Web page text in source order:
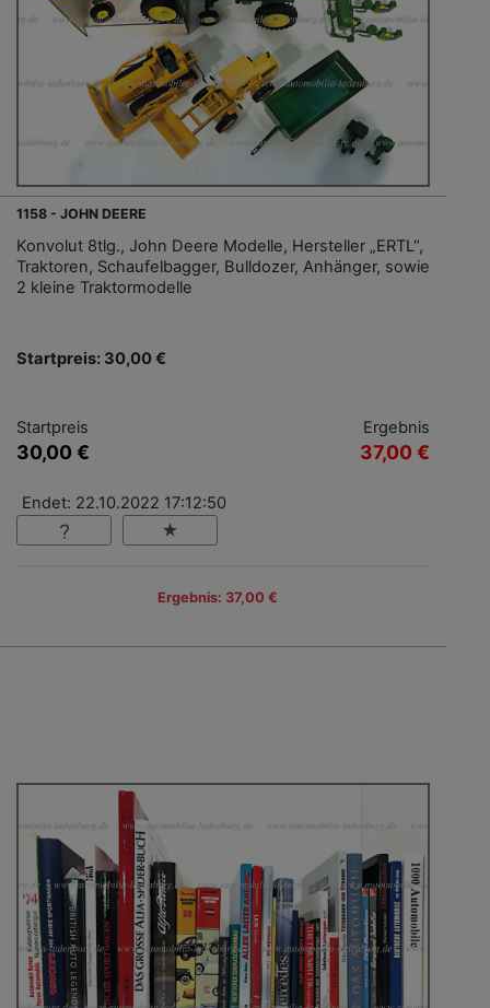
1158 - JOHN DEERE
Konvolut 8tlg., John Deere Modelle, Hersteller „ERTL“,
Traktoren, Schaufelbagger, Bulldozer, Anhänger, sowie
2 kleine Traktormodelle
Startpreis: 30,00 €
Startpreis
30,00 €
Ergebnis
37,00 €
Endet: 22.10.2022 17:12:50
Ergebnis: 37,00 €